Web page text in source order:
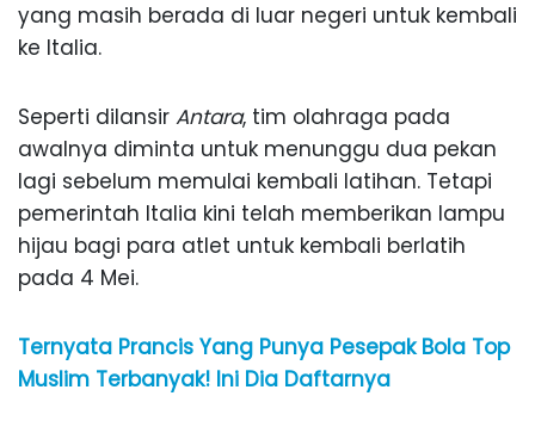
yang masih berada di luar negeri untuk kembali
ke Italia.
Seperti dilansir Antara, tim olahraga pada
awalnya diminta untuk menunggu dua pekan
lagi sebelum memulai kembali latihan. Tetapi
pemerintah Italia kini telah memberikan lampu
hijau bagi para atlet untuk kembali berlatih
pada 4 Mei.
Ternyata Prancis Yang Punya Pesepak Bola Top
Muslim Terbanyak! Ini Dia Daftarnya